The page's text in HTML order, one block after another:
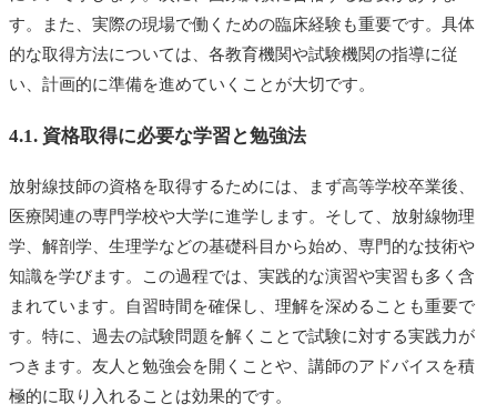
す。また、実際の現場で働くための臨床経験も重要です。具体
的な取得方法については、各教育機関や試験機関の指導に従
い、計画的に準備を進めていくことが大切です。
4.1. 資格取得に必要な学習と勉強法
放射線技師の資格を取得するためには、まず高等学校卒業後、
医療関連の専門学校や大学に進学します。そして、放射線物理
学、解剖学、生理学などの基礎科目から始め、専門的な技術や
知識を学びます。この過程では、実践的な演習や実習も多く含
まれています。自習時間を確保し、理解を深めることも重要で
す。特に、過去の試験問題を解くことで試験に対する実践力が
つきます。友人と勉強会を開くことや、講師のアドバイスを積
極的に取り入れることは効果的です。